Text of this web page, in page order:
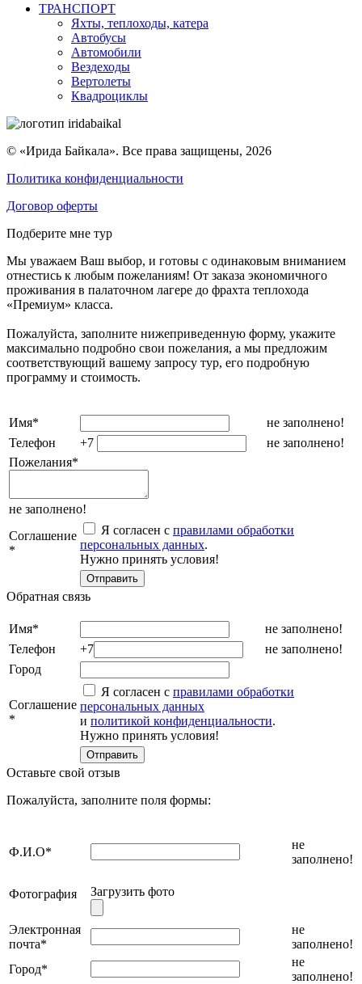
ТРАНСПОРТ
Яхты, теплоходы, катера
Автобусы
Автомобили
Вездеходы
Вертолеты
Квадроциклы
© «Ирида Байкала». Все права защищены, 2026
Политика конфиденциальности
Договор оферты
Подберите мне тур
Мы уважаем Ваш выбор, и готовы с одинаковым вниманием
отнестись к любым пожеланиям! От заказа экономичного
проживания в палаточном лагере до фрахта теплохода
«Премиум» класса.
Пожалуйста, заполните нижеприведенную форму, укажите
максимально подробно свои пожелания, а мы предложим
соответствующий вашему запросу тур, его подробную
программу и стоимость.
Имя*
не заполнено!
Телефон
+7
не заполнено!
Пожелания*
не заполнено!
Соглашение
*
Я согласен с правилами обработки
персональных данных.
Нужно принять условия!
Обратная связь
Имя*
не заполнено!
Телефон
+7
не заполнено!
Город
Соглашение
*
Я согласен с правилами обработки
персональных данных
и политикой конфиденциальности.
Нужно принять условия!
Оставьте свой отзыв
Пожалуйста, заполните поля формы:
Ф.И.О*
не
заполнено!
Фотография Загрузить фото
Электронная
почта*
не
заполнено!
Город*
не
заполнено!